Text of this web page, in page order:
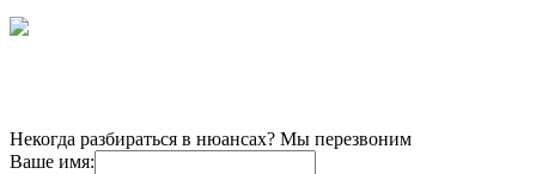
Некогда разбираться в нюансах? Мы перезвоним
Ваше имя: